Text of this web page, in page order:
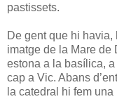
pastissets.
De gent que hi
imatge de la Mare de
estona a la basílica,
cap a Vic. Abans
la catedral hi fem